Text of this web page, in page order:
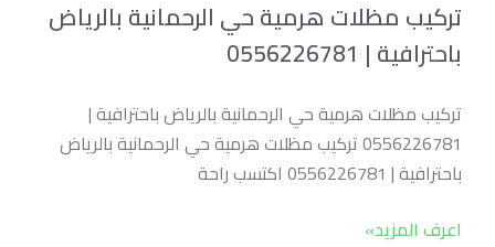
تركيب مظلات هرمية حي الرحمانية بالرياض
باحترافية | 0556226781
تركيب مظلات هرمية حي الرحمانية بالرياض باحترافية |
0556226781 تركيب مظلات هرمية حي الرحمانية بالرياض
باحترافية | 0556226781 اكتسب راحة
اعرف المزيد»